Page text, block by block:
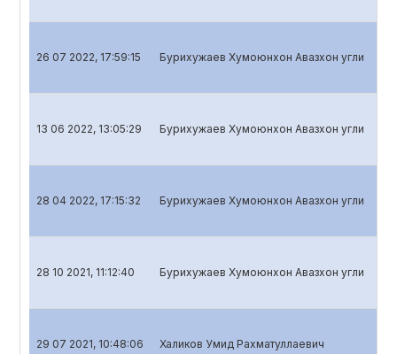
26 07 2022, 17:59:15 Бурихужаев Хумоюнхон Авазхон угли
13 06 2022, 13:05:29 Бурихужаев Хумоюнхон Авазхон угли
28 04 2022, 17:15:32 Бурихужаев Хумоюнхон Авазхон угли
28 10 2021, 11:12:40 Бурихужаев Хумоюнхон Авазхон угли
29 07 2021, 10:48:06 Халиков Умид Рахматуллаевич